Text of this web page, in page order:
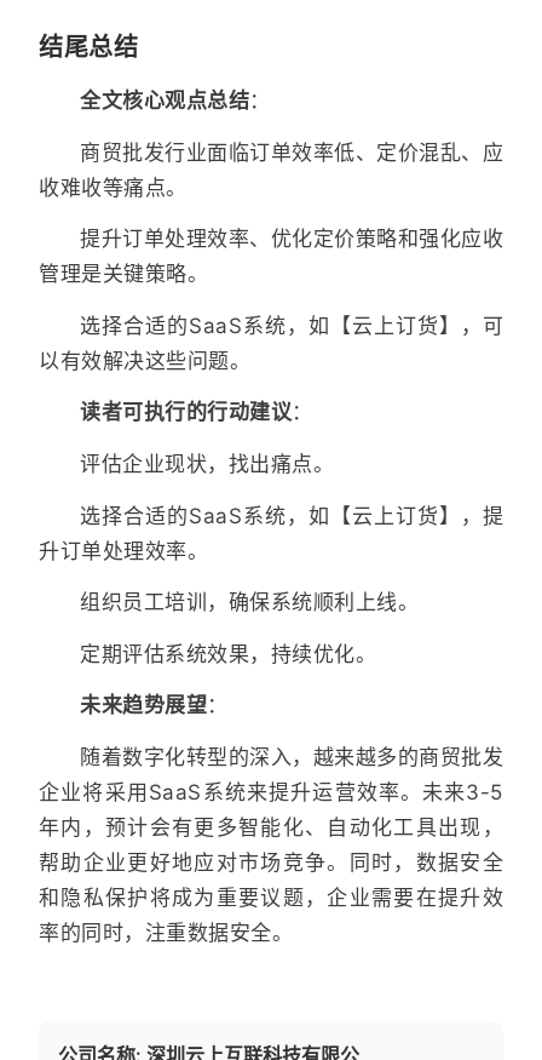
结尾总结
全文核心观点总结：
商贸批发行业面临订单效率低、定价混乱、应
收难收等痛点。
提升订单处理效率、优化定价策略和强化应收
管理是关键策略。
选择合适的SaaS系统，如【云上订货】，可
以有效解决这些问题。
读者可执行的行动建议：
评估企业现状，找出痛点。
选择合适的SaaS系统，如【云上订货】，提
升订单处理效率。
组织员工培训，确保系统顺利上线。
定期评估系统效果，持续优化。
未来趋势展望：
随着数字化转型的深入，越来越多的商贸批发
企业将采用SaaS系统来提升运营效率。未来3-5
年内，预计会有更多智能化、自动化工具出现，
帮助企业更好地应对市场竞争。同时，数据安全
和隐私保护将成为重要议题，企业需要在提升效
率的同时，注重数据安全。
公司名称: 深圳云上互联科技有限公